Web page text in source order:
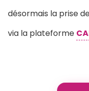
désormais la prise
via la plateforme